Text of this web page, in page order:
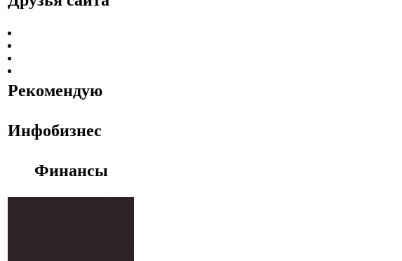
Рекомендую
Инфобизнес
Финансы